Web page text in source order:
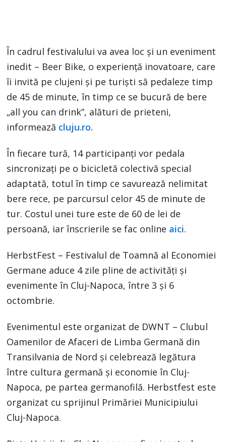
În cadrul festivalului va avea loc și un eveniment
inedit – Beer Bike, o experiență inovatoare, care
îi invită pe clujeni și pe turiști să pedaleze timp
de 45 de minute, în timp ce se bucură de bere
„all you can drink”, alături de prieteni,
informează cluju.ro.
În fiecare tură, 14 participanți vor pedala
sincronizați pe o bicicletă colectivă special
adaptată, totul în timp ce savurează nelimitat
bere rece, pe parcursul celor 45 de minute de
tur. Costul unei ture este de 60 de lei de
persoană, iar înscrierile se fac online aici.
HerbstFest – Festivalul de Toamnă al Economiei
Germane aduce 4 zile pline de activități și
evenimente în Cluj-Napoca, între 3 și 6
octombrie.
Evenimentul este organizat de DWNT – Clubul
Oamenilor de Afaceri de Limba Germană din
Transilvania de Nord și celebrează legătura
între cultura germană și economie în Cluj-
Napoca, pe partea germanofilă. Herbstfest este
organizat cu sprijinul Primăriei Municipiului
Cluj-Napoca.